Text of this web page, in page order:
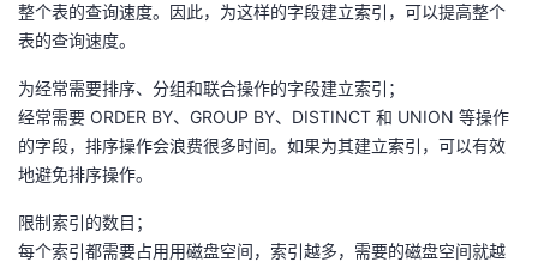
整个表的查询速度。因此，为这样的字段建立索引，可以提高整个
表的查询速度。
为经常需要排序、分组和联合操作的字段建立索引；
经常需要 ORDER BY、GROUP BY、DISTINCT 和 UNION 等操作
的字段，排序操作会浪费很多时间。如果为其建立索引，可以有效
地避免排序操作。
限制索引的数目；
每个索引都需要占⽤用磁盘空间，索引越多，需要的磁盘空间就越